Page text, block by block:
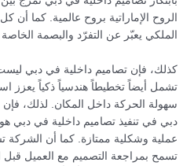
الروح الإماراتية بروح عالمية. كما
الملكي يعبّر عن التفرّد والبصمة
كذلك، فإن تصاميم داخلية في دبي
تشمل أيضاً تخطيطاً هندسياً ذكياً يعزز
سهولة الحركة داخل المكان. لذلك،
دبي في تنفيذ تصاميم داخلية في دبي
عملية وشكلية ممتازة. كما أن الشركة
تسمح بمراجعة التصميم مع العميل قبل